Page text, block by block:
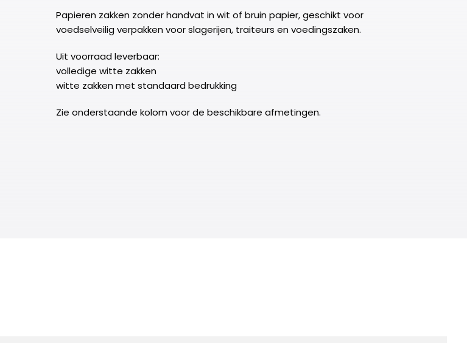
Papieren zakken zonder handvat in wit of bruin papier, geschikt voor
voedselveilig verpakken voor slagerijen, traiteurs en voedingszaken.
Uit voorraad leverbaar:
volledige witte zakken
witte zakken met standaard bedrukking
Zie onderstaande kolom voor de beschikbare afmetingen.